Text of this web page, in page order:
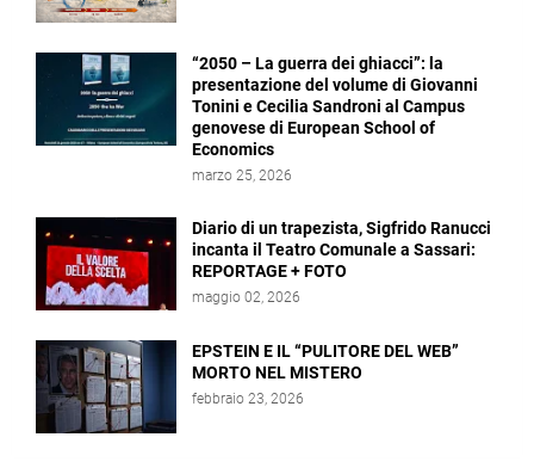
“2050 – La guerra dei ghiacci”: la
presentazione del volume di Giovanni
Tonini e Cecilia Sandroni al Campus
genovese di European School of
Economics
marzo 25, 2026
Diario di un trapezista, Sigfrido Ranucci
incanta il Teatro Comunale a Sassari:
REPORTAGE + FOTO
maggio 02, 2026
EPSTEIN E IL “PULITORE DEL WEB”
MORTO NEL MISTERO
febbraio 23, 2026